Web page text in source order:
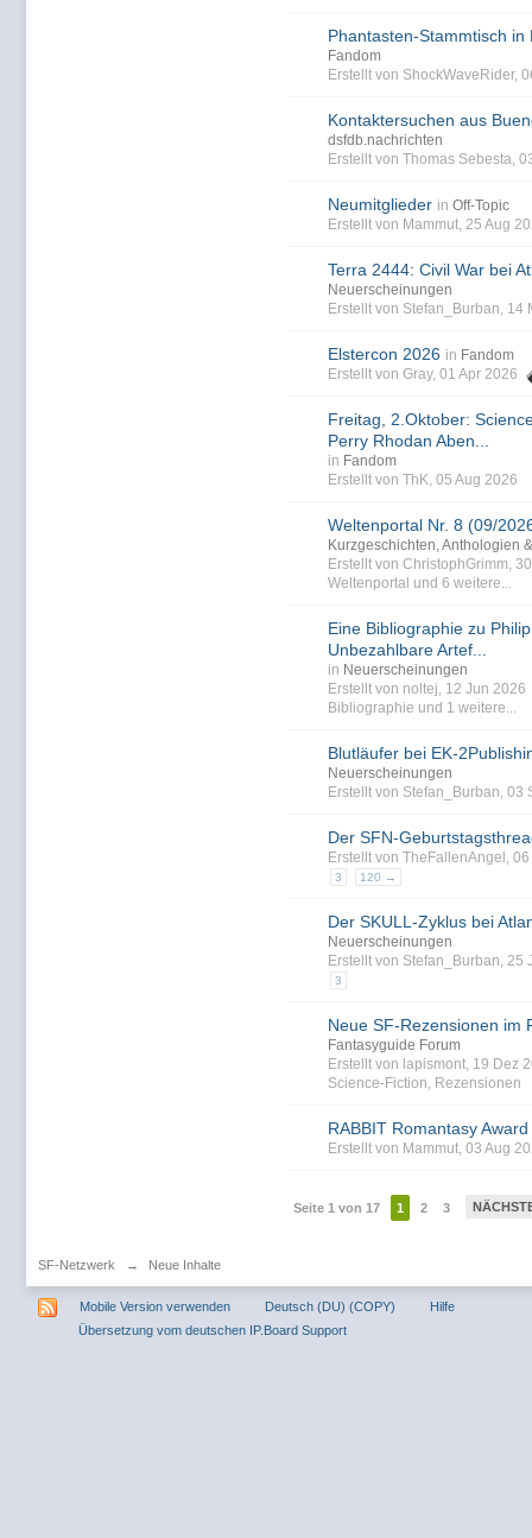
Phantasten-Stammtisch in
Fandom
Erstellt von ShockWaveRider,
Kontaktersuchen aus
dsfdb.nachrichten
Erstellt von Thomas Sebesta,
Neumitglieder in Off-Topic
Erstellt von Mammut, 25 Aug
Terra 2444: Civil War bei
Neuerscheinungen
Erstellt von Stefan_Burban, 14
Elstercon 2026 in Fandom
Erstellt von Gray, 01 Apr 2026
Freitag, 2.Oktober:
Perry Rhodan Aben...
in Fandom
Erstellt von ThK, 05 Aug 2026
Weltenportal Nr. 8 (09/
Kurzgeschichten, Anthologien
Erstellt von ChristophGrimm,
Weltenportal und 6 weitere...
Eine Bibliographie zu
Unbezahlbare Artef...
in Neuerscheinungen
Erstellt von noltej, 12 Jun 2026
Bibliographie und 1 weitere...
Blutläufer bei EK-
Neuerscheinungen
Erstellt von Stefan_Burban, 03
Der SFN-
Erstellt von TheFallenAngel,
3 120 →
Der SKULL-Zyklus bei
Neuerscheinungen
Erstellt von Stefan_Burban, 25
3
Neue SF-Rezensionen im
Fantasyguide Forum
Erstellt von lapismont, 19 Dez
Science-Fiction, Rezensionen
RABBIT Romantasy Award
Erstellt von Mammut, 03 Aug
Seite 1 von 17 1 2 3
SF-Netzwerk → Neue Inhalte
Mobile Version verwenden Deutsch (DU) (COPY)
Hilfe
Übersetzung vom deutschen IP.Board Support